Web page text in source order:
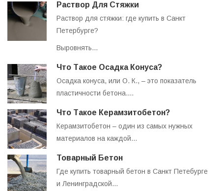
Раствор Для Стяжки
Раствор для стяжки: где купить в Санкт
Петербурге?
Выровнять…
Что Такое Осадка Конуса?
Осадка конуса, или О. К., – это показатель
пластичности бетона.…
Что Такое Керамзитобетон?
Керамзитобетон – один из самых нужных
материалов на каждой…
Товарный Бетон
Где купить товарный бетон в Санкт Петебурге
и Ленинградской…